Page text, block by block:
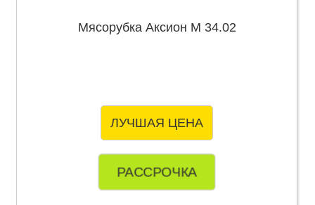
Мясорубка Аксион М 34.02
ЛУЧШАЯ ЦЕНА
РАССРОЧКА